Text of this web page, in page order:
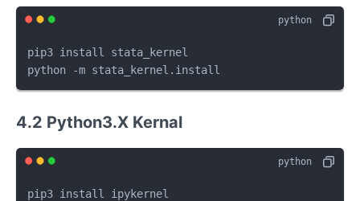
pip3 install stata_kernel
python -m stata_kernel.install
4.2 Python3.X Kernal
pip3 install ipykernel